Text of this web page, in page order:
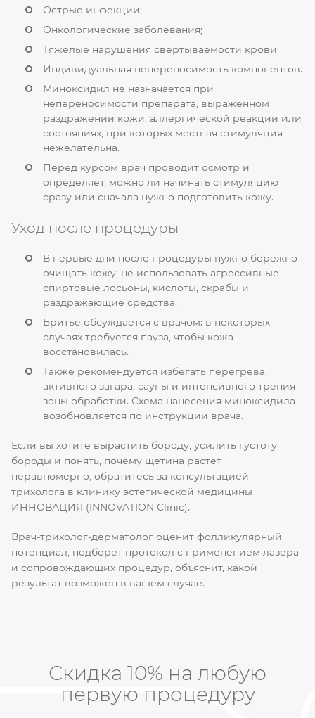
Острые инфекции;
Онкологические заболевания;
Тяжелые нарушения свертываемости крови;
Индивидуальная непереносимость компонентов.
Миноксидил не назначается при
непереносимости препарата, выраженном
раздражении кожи, аллергической реакции или
состояниях, при которых местная стимуляция
нежелательна.
Перед курсом врач проводит осмотр и
определяет, можно ли начинать стимуляцию
сразу или сначала нужно подготовить кожу.
Уход после процедуры
В первые дни после процедуры нужно бережно
очищать кожу, не использовать агрессивные
спиртовые лосьоны, кислоты, скрабы и
раздражающие средства.
Бритье обсуждается с врачом: в некоторых
случаях требуется пауза, чтобы кожа
восстановилась.
Также рекомендуется избегать перегрева,
активного загара, сауны и интенсивного трения
зоны обработки. Схема нанесения миноксидила
возобновляется по инструкции врача.
Если вы хотите вырастить бороду, усилить густоту
бороды и понять, почему щетина растет
неравномерно, обратитесь за консультацией
трихолога в клинику эстетической медицины
ИННОВАЦИЯ (INNOVATION Clinic).
Врач-трихолог-дерматолог оценит фолликулярный
потенциал, подберет протокол с применением лазера
и сопровождающих процедур, объяснит, какой
результат возможен в вашем случае.
Скидка 10% на любую
первую процедуру